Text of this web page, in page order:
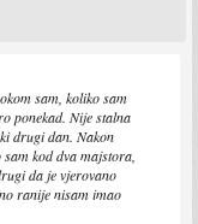
sam, koliko sam
ponekad. Nije stalna
drugi dan. Nakon
kod dva majstora,
da je vjerovano
ranije nisam imao